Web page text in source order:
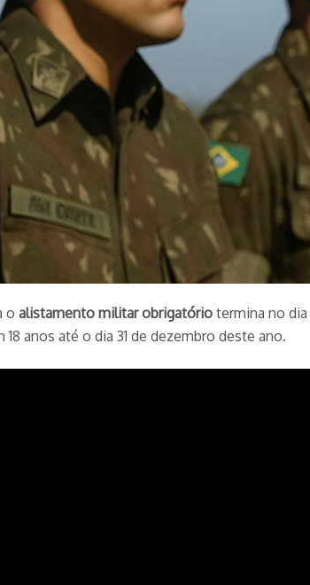
o alistamento militar obrigatório termina no dia
anos até o dia 31 de dezembro deste ano.